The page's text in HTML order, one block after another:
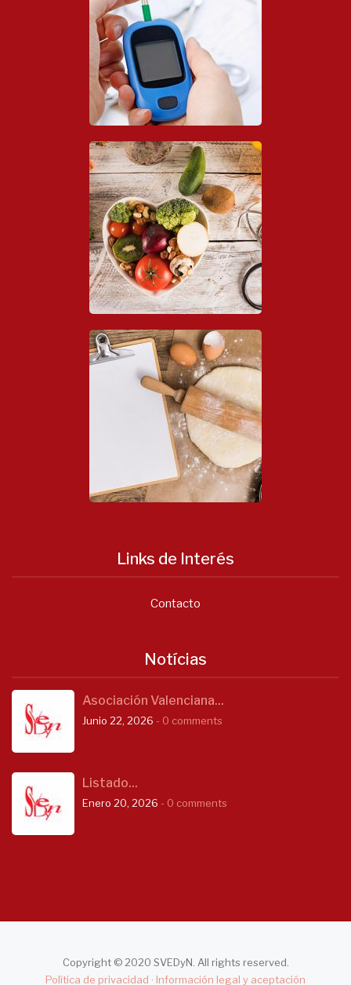
Links de Interés
Contacto
Notícias
Asociación Valenciana...
Junio 22, 2026 - 0 comments
Listado...
Enero 20, 2026 - 0 comments
Copyright © 2020 SVEDyN. All rights reserved.
Política de privacidad · Información legal y aceptación